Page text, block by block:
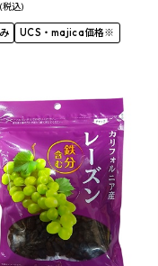
税込)
UCS・majica価格※